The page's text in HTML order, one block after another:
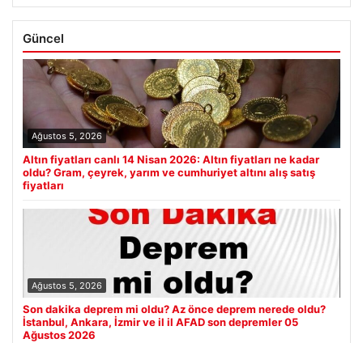
Güncel
Ağustos 5, 2026
Altın fiyatları canlı 14 Nisan 2026: Altın fiyatları ne kadar
oldu? Gram, çeyrek, yarım ve cumhuriyet altını alış satış
fiyatları
Ağustos 5, 2026
Son dakika deprem mi oldu? Az önce deprem nerede oldu?
İstanbul, Ankara, İzmir ve il il AFAD son depremler 05
Ağustos 2026